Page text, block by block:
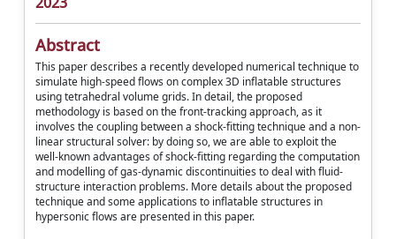
Abstract
This paper describes a recently developed numerical technique to
simulate high-speed flows on complex 3D inflatable structures
using tetrahedral volume grids. In detail, the proposed
methodology is based on the front-tracking approach, as it
involves the coupling between a shock-fitting technique and a non-
linear structural solver: by doing so, we are able to exploit the
well-known advantages of shock-fitting regarding the computation
and modelling of gas-dynamic discontinuities to deal with fluid-
structure interaction problems. More details about the proposed
technique and some applications to inflatable structures in
hypersonic flows are presented in this paper.